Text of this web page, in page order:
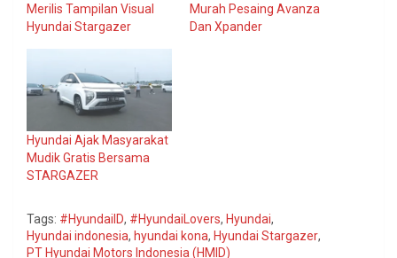
Merilis Tampilan Visual
Hyundai Stargazer
Murah Pesaing Avanza
Dan Xpander
Hyundai Ajak Masyarakat
Mudik Gratis Bersama
STARGAZER
Tags: #HyundaiID, #HyundaiLovers, Hyundai,
Hyundai indonesia, hyundai kona, Hyundai Stargazer,
PT Hyundai Motors Indonesia (HMID)